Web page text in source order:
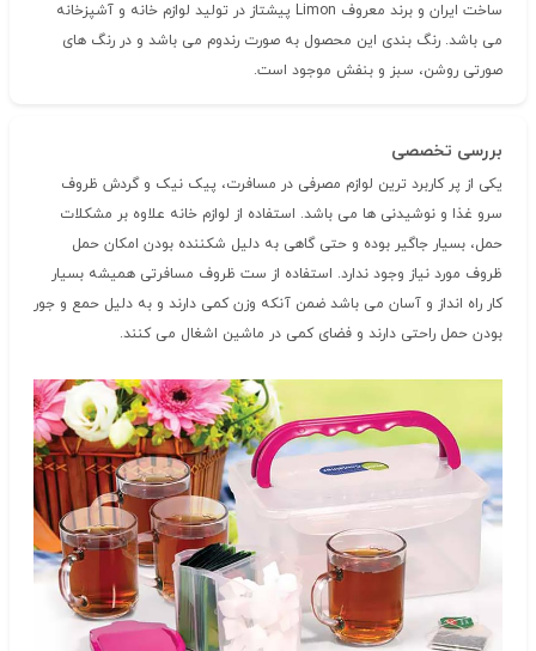
ساخت ایران و برند معروف Limon پیشتاز در تولید لوازم خانه و آشپزخانه
می باشد. رنگ بندی این محصول به صورت رندوم می باشد و در رنگ های
صورتی روشن، سبز و بنفش موجود است.
بررسی تخصصی
یکی از پر کاربرد ترین لوازم مصرفی در مسافرت، پیک نیک و گردش ظروف
سرو غذا و نوشیدنی ها می باشد. استفاده از لوازم خانه علاوه بر مشکلات
حمل، بسیار جاگیر بوده و حتی گاهی به دلیل شکننده بودن امکان حمل
ظروف مورد نیاز وجود ندارد. استفاده از ست ظروف مسافرتی همیشه بسیار
کار راه انداز و آسان می باشد ضمن آنکه وزن کمی دارند و به دلیل حمع و جور
بودن حمل راحتی دارند و فضای کمی در ماشین اشغال می کنند.